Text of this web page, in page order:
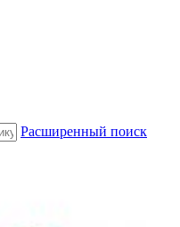
Расширенный поиск